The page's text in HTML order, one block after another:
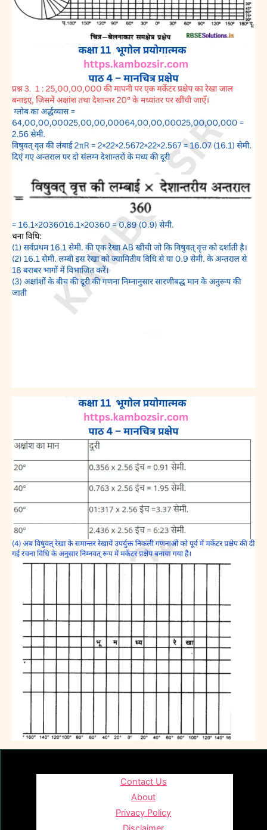
Contact Us
About
Privacy Policy